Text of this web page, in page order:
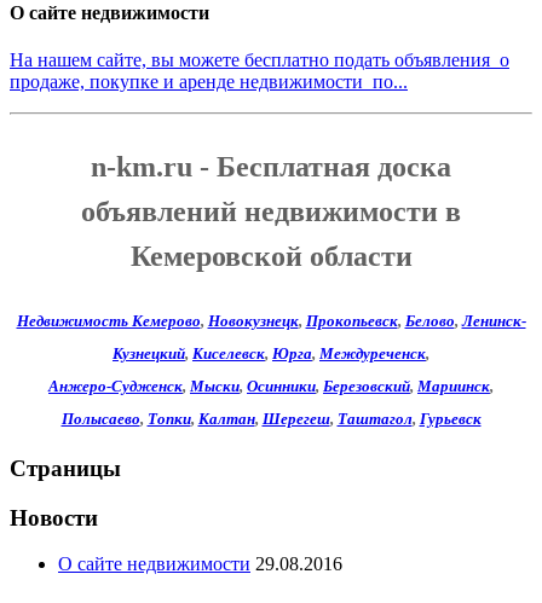
О сайте недвижимости
На нашем сайте, вы можете бесплатно подать объявления о
продаже, покупке и аренде недвижимости по...
n-km.ru - Бесплатная доска
объявлений недвижимости в
Кемеровской области
Недвижимость Кемерово, Новокузнецк, Прокопьевск, Белово,Ленинск-
Кузнецкий, Киселевск, Юрга, Междуреченск,
Анжеро-Судженск, Мыски, Осинники, Березовский, Мариинск,
Полысаево, Топки, Калтан, Шерегеш, Таштагол, Гурьевск
Страницы
Новости
О сайте недвижимости 29.08.2016